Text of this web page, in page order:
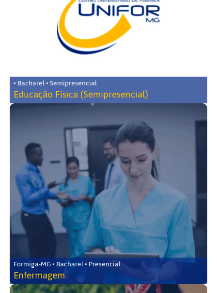
• Bacharel • Semipresencial
Educação Física (Semipresencial)
Formiga-MG • Bacharel • Presencial
Enfermagem